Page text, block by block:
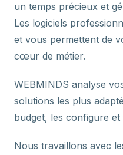
un temps précieux et
Les logiciels
et vous permettent de
cœur de métier.
WEBMINDS analyse
solutions les plus
budget, les configure
Nous travaillons avec